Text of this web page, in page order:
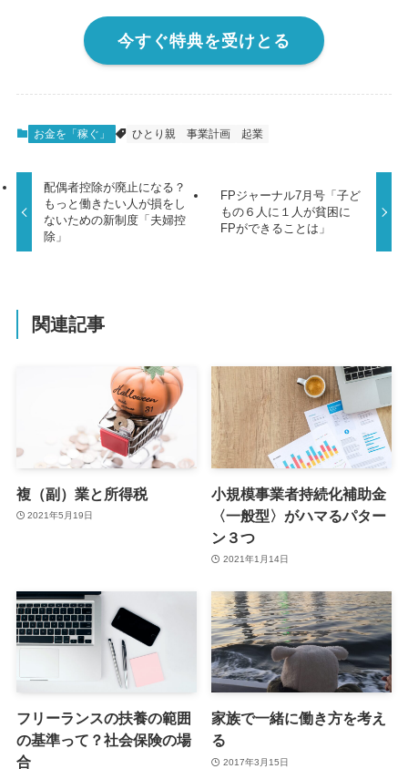
今すぐ特典を受けとる
お金を「稼ぐ」 ひとり親 事業計画 起業
配偶者控除が廃止になる？
もっと働きたい人が損をし
ないための新制度「夫婦控
除」
FPジャーナル7月号「子ど
もの６人に１人が貧困に
FPができることは」
関連記事
複（副）業と所得税
2021年5月19日
小規模事業者持続化補助金
〈一般型〉がハマるパター
ン３つ
2021年1月14日
フリーランスの扶養の範囲
の基準って？社会保険の場
合
家族で一緒に働き方を考え
る
2017年3月15日